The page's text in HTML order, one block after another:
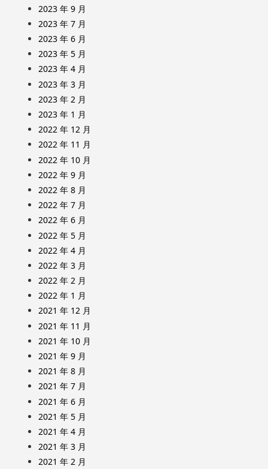
2023 年 9 月
2023 年 7 月
2023 年 6 月
2023 年 5 月
2023 年 4 月
2023 年 3 月
2023 年 2 月
2023 年 1 月
2022 年 12 月
2022 年 11 月
2022 年 10 月
2022 年 9 月
2022 年 8 月
2022 年 7 月
2022 年 6 月
2022 年 5 月
2022 年 4 月
2022 年 3 月
2022 年 2 月
2022 年 1 月
2021 年 12 月
2021 年 11 月
2021 年 10 月
2021 年 9 月
2021 年 8 月
2021 年 7 月
2021 年 6 月
2021 年 5 月
2021 年 4 月
2021 年 3 月
2021 年 2 月